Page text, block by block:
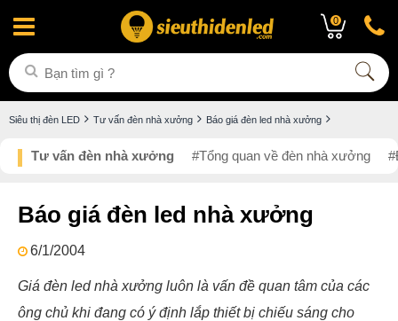
0
Siêu thị đèn LED Tư vấn đèn nhà xưởng Báo giá đèn led nhà xưởng
Tư vấn đèn nhà xưởng #Tổng quan về đèn nhà xưởng
Báo giá đèn led nhà xưởng
6/1/2004
Giá đèn led nhà xưởng luôn là vấn đề quan tâm của các
ông chủ khi đang có ý định lắp thiết bị chiếu sáng cho